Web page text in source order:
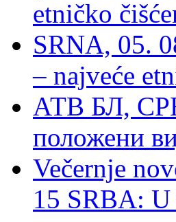
etničko
SRNA, 05.
– najveće
АТВ БЛ,
положени
Večernje
15 SRBA: